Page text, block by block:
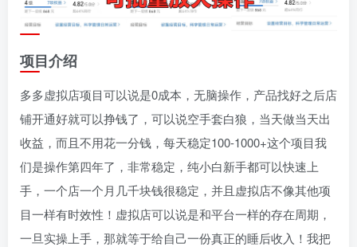
项目介绍
多多虚拟店项目可以说是0成本，无脑操作，产品找好之后店
铺开通好就可以挣钱了，可以说空手套白狼，当天做当天出
收益，而且不用花一分钱，每天稳定100-1000+这个项目我
们是操作第四年了，非常稳定，纯小白新手都可以快速上
手，一个店一个月几千块钱很稳定，并且虚拟店不像其他项
目一样有时效性！虚拟店可以说是和平台一样的存在周期，
一旦实操上手，那就等于给自己一份真正的睡后收入！我把